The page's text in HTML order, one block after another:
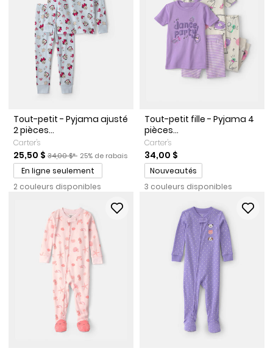
Tout-petit - Pyjama ajusté
2 pièces...
Carter's
Prix de solde
25,50 $ Prix ​​de détail suggéré par le fabricant
34,00 $* Pourcentage de rabais
25% de rabais
En ligne seulement
2 couleurs disponibles
Tout-petit fille - Pyjama 4
pièces...
Carter's
34,00 $
Promotions
Nouveautés
3 couleurs disponibles